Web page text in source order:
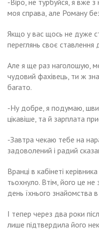
-Віро, не турбуйся, я вже
моя справа, але Роману
Якщо у вас щось не дуже
переглянь своє ставлення
Але я ще раз наголошую,
чудовий фахівець, ти ж
багато.
-Ну добре, я подумаю,
цікавіше, та й зарплата
-Завтра чекаю тебе на
задоволений і радий
Вранці в кабінеті
тьохнуло. Втім, його це
день їхнього знайомства в
І тепер через два роки
лише підтвердила його